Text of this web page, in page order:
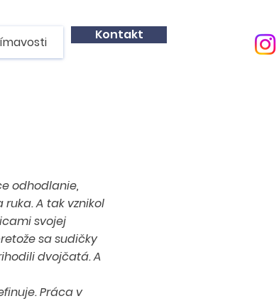
Kontakt
odhodlanie,
A tak vznikol
svojej
sa sudičky
dvojčatá. A
Práca v